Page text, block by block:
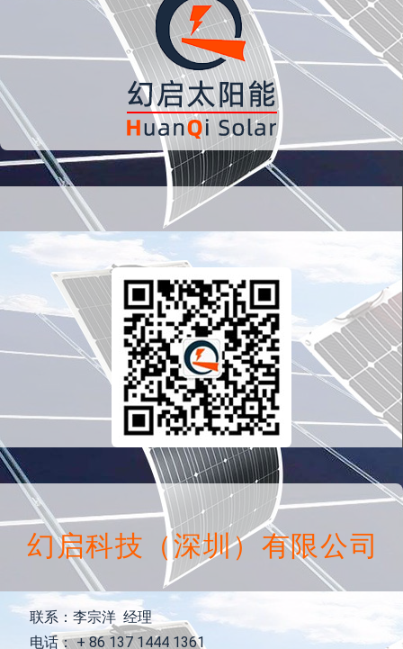
幻启科技（深圳）有限公司
联系：李宗洋 经理
电话： + 86 137 1444 1361